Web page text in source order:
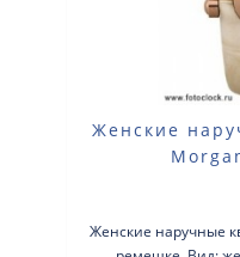
Женские
Женские наручные